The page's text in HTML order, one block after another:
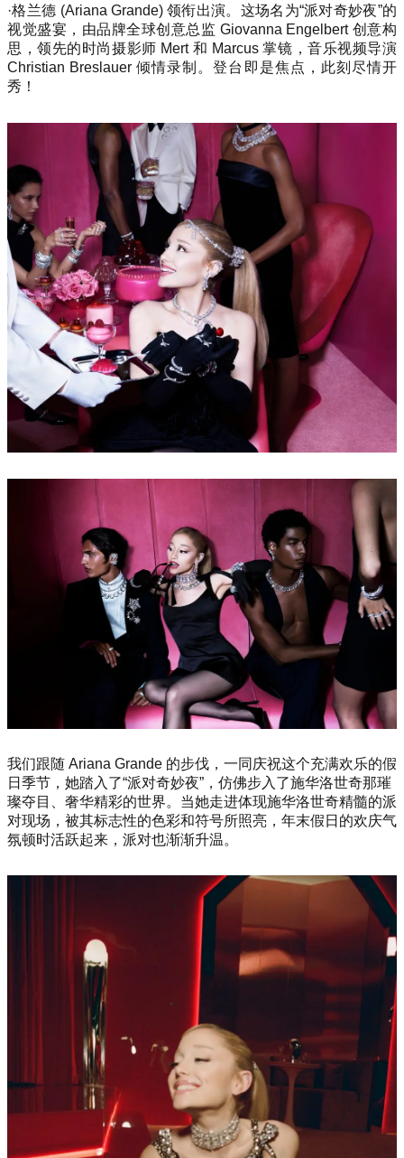
·格兰德 (Ariana Grande) 领衔出演。这场名为“派对奇妙夜”的
视觉盛宴，由品牌全球创意总监 Giovanna Engelbert 创意构
思，领先的时尚摄影师 Mert 和 Marcus 掌镜，音乐视频导演
Christian Breslauer 倾情录制。登台即是焦点，此刻尽情开
秀！
我们跟随 Ariana Grande 的步伐，一同庆祝这个充满欢乐的假
日季节，她踏入了“派对奇妙夜”，仿佛步入了施华洛世奇那璀
璨夺目、奢华精彩的世界。当她走进体现施华洛世奇精髓的派
对现场，被其标志性的色彩和符号所照亮，年末假日的欢庆气
氛顿时活跃起来，派对也渐渐升温。